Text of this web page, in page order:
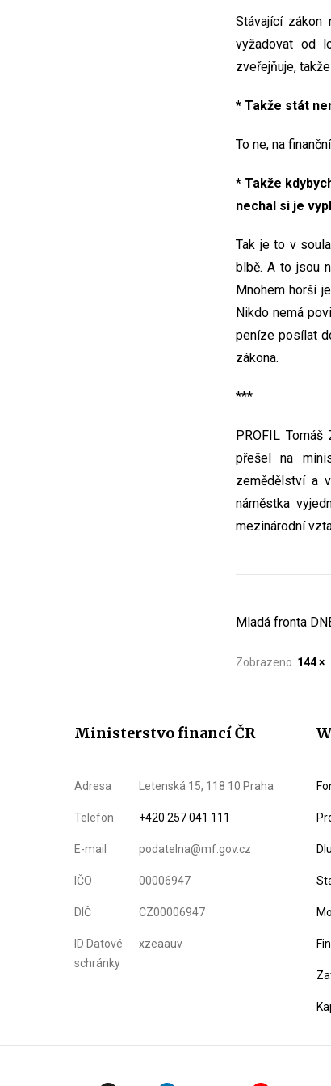
Stávající zákon
vyžadovat od
zveřejňuje,
* Takže stát
To ne, na
* Takže
nechal si je
Tak je to v
blbě. A to jsou
Mnohem horší
Nikdo nemá
peníze posílat
zákona.
***
PROFIL
přešel na
zemědělství a
náměstka
mezinárodní
Mladá fronta
Zobrazeno 144 ×
Ministerstvo financí ČR
Adresa Letenská 15, 118 10 Praha
Telefon +420 257 041 111
E-mail podatelna@mf.gov.cz
IČO 00006947
DIČ CZ00006947
ID Datové
schránky
xzeaauv